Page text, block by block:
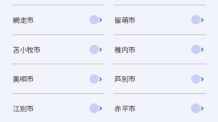
網走市 留萌市
苫小牧市 稚内市
美唄市 芦別市
江別市 赤平市